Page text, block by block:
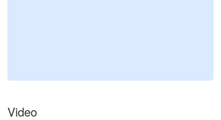
Video